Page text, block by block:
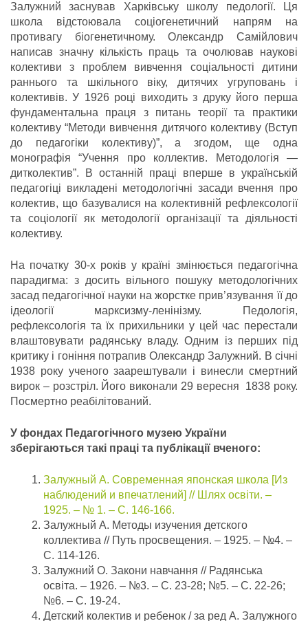
Залужний заснував Харківську школу педології. Ця
школа відстоювала соціогенетичний напрям на
противагу біогенетичному. Олександр Самійлович
написав значну кількість праць та очолював наукові
колективи з проблем вивчення соціальності дитини
раннього та шкільного віку, дитячих угруповань і
колективів. У 1926 році виходить з друку його перша
фундаментальна праця з питань теорії та практики
колективу “Методи вивчення дитячого колективу (Вступ
до педагогіки колективу)”, а згодом, ще одна
монографія “Учення про коллектив. Методологія —
дитколектив”. В останній праці вперше в українській
педагогіці викладені методологічні засади вчення про
колектив, що базувалися на колективній рефлексології
та соціології як методології організації та діяльності
колективу.
На початку 30-х років у країні змінюється педагогічна
парадигма: з досить вільного пошуку методологічних
засад педагогічної науки на жорстке прив’язування її до
ідеології марксизму-ленінізму. Педологія,
рефлексологія та їх прихильники у цей час перестали
влаштовувати радянську владу. Одним із перших під
критику і гоніння потрапив Олександр Залужний. В січні
1938 року ученого заарештували і винесли смертний
вирок – розстріл. Його виконали 29 вересня 1838 року.
Посмертно реабілітований.
У фондах Педагогічного музею України
зберігаються такі праці та публікації вченого:
Залужный А. Современная японская школа [Из
наблюдений и впечатлений] // Шлях освіти. –
1925. – № 1. – С. 146-166.
Залужный А. Методы изучения детского
коллектива // Путь просвещения. – 1925. – №4. –
С. 114-126.
Залужний О. Закони навчання // Радянська
освіта. – 1926. – №3. – С. 23-28; №5. – С. 22-26;
№6. – С. 19-24.
Детский колектив и ребенок / за ред А. Залужного